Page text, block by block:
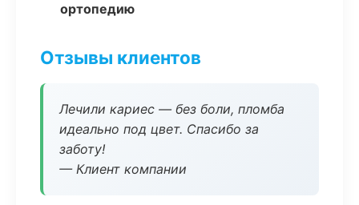
ортопедию
Отзывы клиентов
Лечили кариес — без боли, пломба
идеально под цвет. Спасибо за
заботу!
— Клиент компании